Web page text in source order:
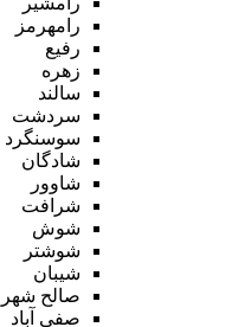
رامهرمز
رفیع
زهره
سالند
سردشت
سوسنگرد
شادگان
شاوور
شرافت
شوش
شوشتر
شیبان
صالح شهر
صفی آباد